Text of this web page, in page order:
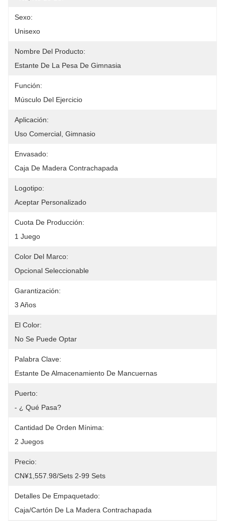
Sexo:
Unisexo
Nombre Del Producto:
Estante De La Pesa De Gimnasia
Función:
Músculo Del Ejercicio
Aplicación:
Uso Comercial, Gimnasio
Envasado:
Caja De Madera Contrachapada
Logotipo:
Aceptar Personalizado
Cuota De Producción:
1 Juego
Color Del Marco:
Opcional Seleccionable
Garantización:
3 Años
El Color:
No Se Puede Optar
Palabra Clave:
Estante De Almacenamiento De Mancuernas
Puerto:
- ¿ Qué Pasa?
Cantidad De Orden Mínima:
2 Juegos
Precio:
CN¥1,557.98/sets 2-99 Sets
Detalles De Empaquetado:
Caja/cartón De La Madera Contrachapada